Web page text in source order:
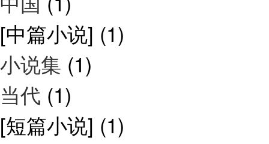
[中篇小说] (1)
小说集 (1)
当代 (1)
[短篇小说] (1)